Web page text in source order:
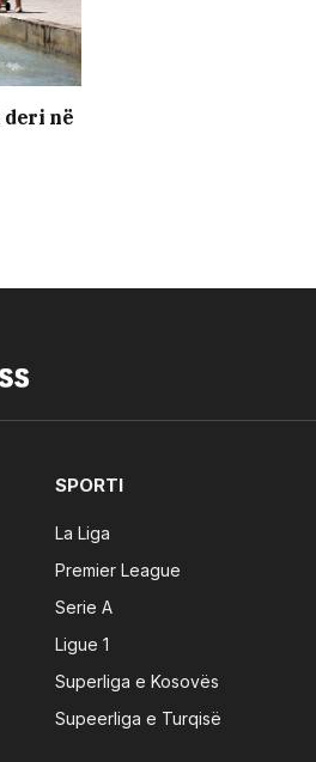
deri në
SPORTI
La Liga
Premier League
Serie A
Ligue 1
Superliga e Kosovës
Supeerliga e Turqisë